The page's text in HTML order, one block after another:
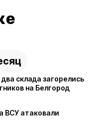
склада загорелись
на Белгород
ВСУ атаковали